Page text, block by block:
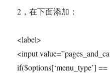
2，在下面添加：
<label>
<input
if($options[‘menu_type’]